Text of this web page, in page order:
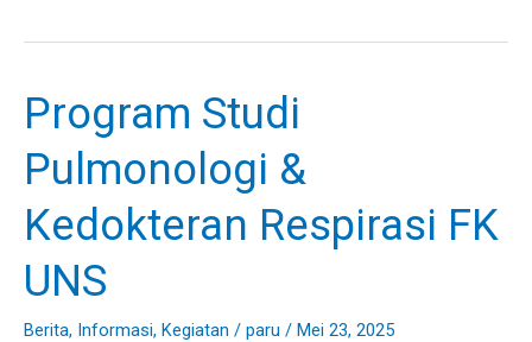
Program Studi
Pulmonologi &
Kedokteran Respirasi FK
UNS
Berita, Informasi, Kegiatan / paru / Mei 23, 2025
Program
Studi
Pulmonologi
Kedokteran
Respirasi
FK
UNS